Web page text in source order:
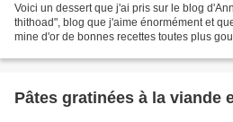
Voici un dessert que j'ai pris sur le blog
thithoad", blog que j'aime énormément et
mine d'or de bonnes recettes toutes plus
Pâtes gratinées à la viande